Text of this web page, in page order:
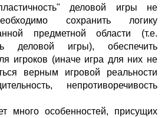
деловой игры не
сохранить логику
предметной области (т.е.
деловой игры), обеспечить
игроков (иначе игра для них не
верным игровой реальности
непротиворечивость
много особенностей, присущих